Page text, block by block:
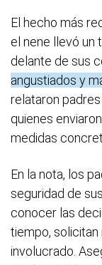
El hecho más
el nene llevó un
delante de sus
angustiados y
relataron
quienes
medidas
En la nota, los
seguridad de
conocer las
tiempo,
involucrado.